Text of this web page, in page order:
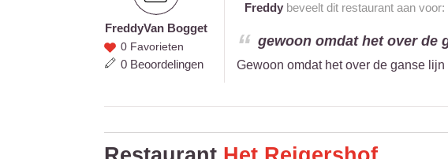
Freddy
Van
Bogget
FreddyVan Bogget
0 Favorieten
0 Beoordelingen
Freddy beveelt dit restaurant aan voor:
gewoon omdat het over de
Gewoon omdat het over de ganse lijn